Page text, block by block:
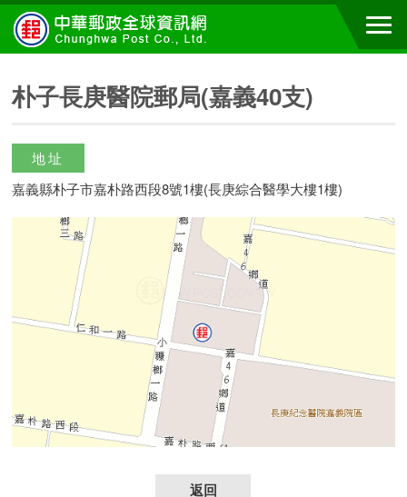
朴子長庚醫院郵局(嘉義40支)
地址
嘉義縣朴子市嘉朴路西段8號1樓(長庚綜合醫學大樓1樓)